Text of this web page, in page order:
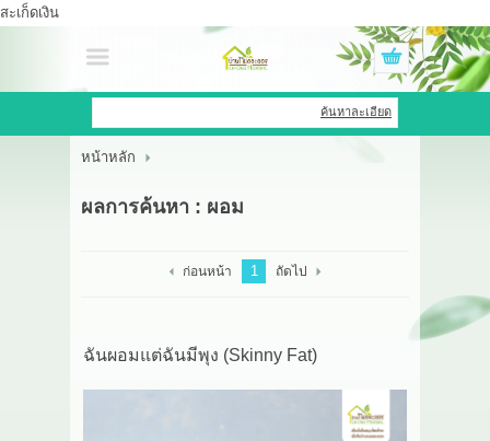
สะเก็ดเงิน
เข้าสู่ระบบ สมัครสมาชิก
สินค้าที่สนใจ
หน้าหลัก
HERBBRIGHT WELLNESS
ค้นหาละเอียด
หน้าหลัก
ผลการค้นหา : ผอม
ก่อนหน้า 1 ถัดไป
ฉันผอมแต่ฉันมีพุง (Skinny Fat)